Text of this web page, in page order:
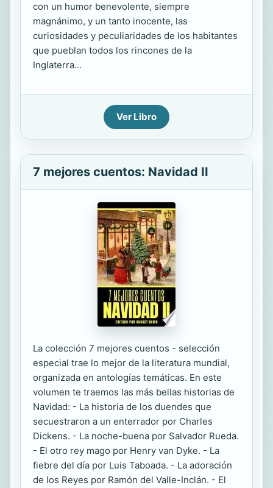
con un humor benevolente, siempre
magnánimo, y un tanto inocente, las
curiosidades y peculiaridades de los habitantes
que pueblan todos los rincones de la
Inglaterra...
Ver Libro
7 mejores cuentos: Navidad II
La colección 7 mejores cuentos - selección
especial trae lo mejor de la literatura mundial,
organizada en antologías temáticas. En este
volumen te traemos las más bellas historias de
Navidad: - La historia de los duendes que
secuestraron a un enterrador por Charles
Dickens. - La noche-buena por Salvador Rueda.
- El otro rey mago por Henry van Dyke. - La
fiebre del día por Luis Taboada. - La adoración
de los Reyes por Ramón del Valle-Inclán. - El